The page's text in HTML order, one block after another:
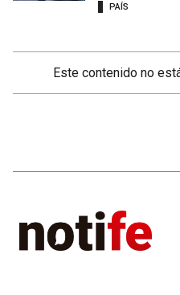
PAÍS
Este contenido no